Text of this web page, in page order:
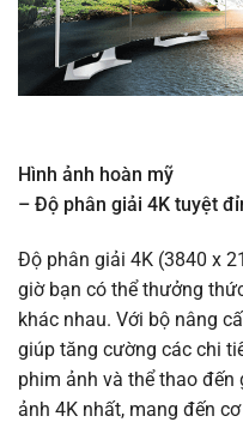
Hình ảnh hoàn mỹ
– Độ phân giải 4K tuyệt
Độ phân giải 4K (3840 x
giờ bạn có thể thưởng
khác nhau. Với bộ nâng
giúp tăng cường các chi
phim ảnh và thể thao
ảnh 4K nhất, mang đến